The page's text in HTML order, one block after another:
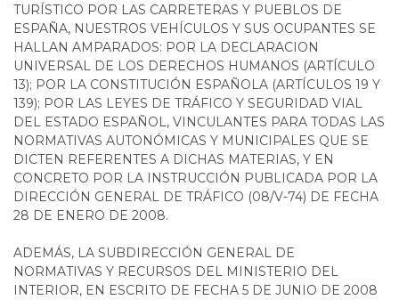
TURÍSTICO POR LAS CARRETERAS Y PUEBLOS DE
ESPAÑA, NUESTROS VEHÍCULOS Y SUS OCUPANTES SE
HALLAN AMPARADOS: POR LA DECLARACION
UNIVERSAL DE LOS DERECHOS HUMANOS (ARTÍCULO
13); POR LA CONSTITUCIÓN ESPAÑOLA (ARTÍCULOS 19 Y
139); POR LAS LEYES DE TRÁFICO Y SEGURIDAD VIAL
DEL ESTADO ESPAÑOL, VINCULANTES PARA TODAS LAS
NORMATIVAS AUTONÓMICAS Y MUNICIPALES QUE SE
DICTEN REFERENTES A DICHAS MATERIAS, Y EN
CONCRETO POR LA INSTRUCCIÓN PUBLICADA POR LA
DIRECCIÓN GENERAL DE TRÁFICO (08/V-74) DE FECHA
28 DE ENERO DE 2008.
ADEMÁS, LA SUBDIRECCIÓN GENERAL DE
NORMATIVAS Y RECURSOS DEL MINISTERIO DEL
INTERIOR, EN ESCRITO DE FECHA 5 DE JUNIO DE 2008